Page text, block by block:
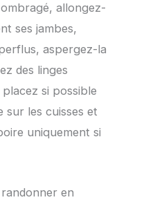
allongez-
ses jambes,
aspergez-la
des linges
si possible
sur les cuisses et
uniquement si
en